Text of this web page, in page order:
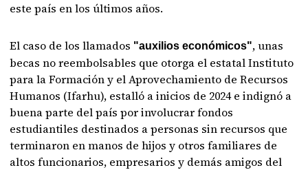
este país en los últimos años.
El caso de los llamados "auxilios económicos", unas
becas no reembolsables que otorga el estatal Instituto
para la Formación y el Aprovechamiento de Recursos
Humanos (Ifarhu), estalló a inicios de 2024 e indignó a
buena parte del país por involucrar fondos
estudiantiles destinados a personas sin recursos que
terminaron en manos de hijos y otros familiares de
altos funcionarios, empresarios y demás amigos del